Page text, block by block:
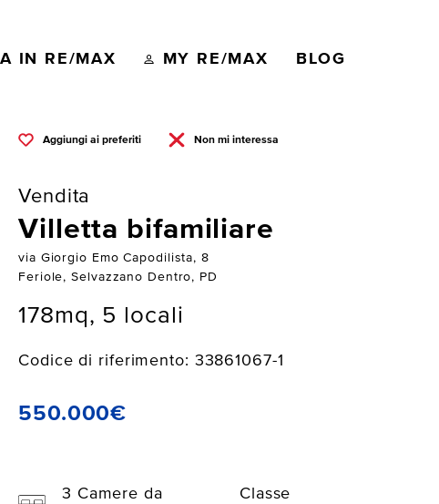
IN RE/MAX MY RE/MAX BLOG
Aggiungi ai preferiti Non mi interessa
Vendita
Villetta bifamiliare
via Giorgio Emo Capodilista, 8
Feriole, Selvazzano Dentro, PD
178mq, 5 locali
Codice di riferimento: 33861067-1
550.000€
3 Camere da
Classe